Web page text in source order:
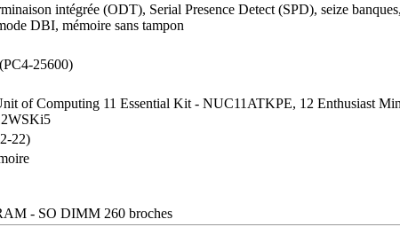
intégrée (ODT), Serial Presence Detect (SPD), seize
DBI, mémoire sans tampon
25600)
of Computing 11 Essential Kit - NUC11ATKPE, 12 Enthusiast
22)
- SO DIMM 260 broches